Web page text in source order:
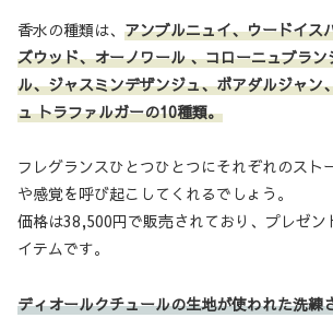
香水の種類は、 アンブルニュイ、ウードイス
ズウッド、オーノワール 、コローニュブラ
ル、ジャスミンデザンジュ、ボアダルジャン
ュ トラファルガーの10種類。
フレグランスひとつひとつにそれぞれのスト
や感覚を呼び起こしてくれるでしょう。
価格は38,500円で販売されており、プレゼン
イテムです。
ディオールクチュールの生地が使われた洗練